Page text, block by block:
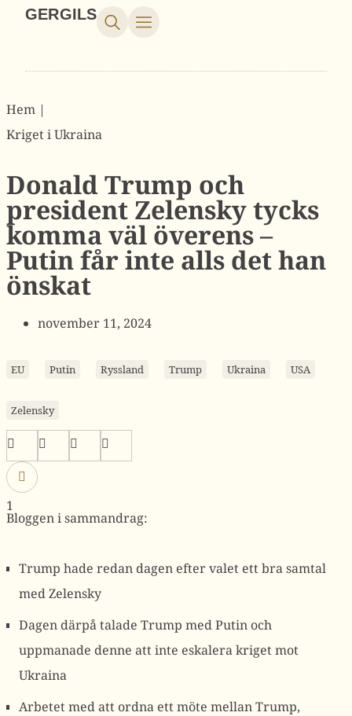
GERGILS
Hem |
Kriget i Ukraina
Donald Trump och
president Zelensky tycks
komma väl överens –
Putin får inte alls det han
önskat
november 11, 2024
EU Putin Ryssland Trump Ukraina USA
Zelensky
1
Bloggen i sammandrag:
Trump hade redan dagen efter valet ett bra samtal
med Zelensky
Dagen därpå talade Trump med Putin och
uppmanade denne att inte eskalera kriget mot
Ukraina
Arbetet med att ordna ett möte mellan Trump,